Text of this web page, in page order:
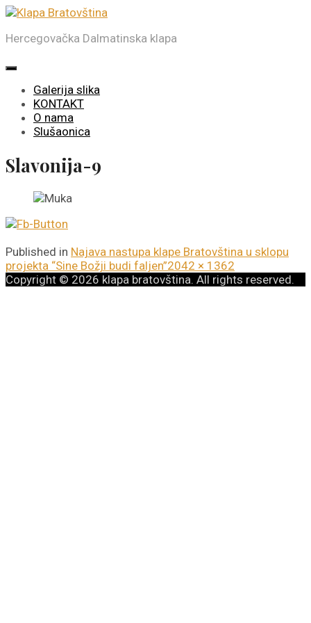
Skip
the
Hercegovačka Dalmatinska klapa
Galerija slika
KONTAKT
O nama
Slušaonica
Slavonija-9
Published in Najava nastupa klape Bratovština u sklopu
projekta “Sine Božji budi faljen”Full
size
2042 × 1362
Copyright © 2026 klapa bratovština. All rights reserved.